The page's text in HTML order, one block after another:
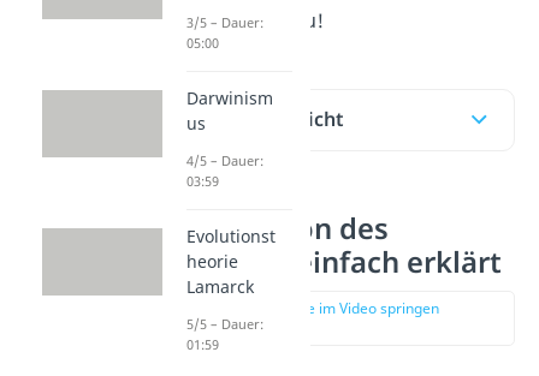
und imVideo dazu!
Inhaltsübersicht
Die Evolution des
Menschen einfach erklärt
zur Stelle im Video springen
(00:13)
3/5 – Dauer:
05:00
Darwinism
us
4/5 – Dauer:
03:59
Evolutionst
heorie
Lamarck
5/5 – Dauer:
01:59